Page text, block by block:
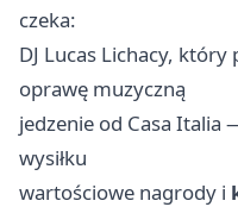
czeka:
DJ Lucas Lichacy,
oprawę muzyczną
jedzenie od Casa Italia
wysiłku
wartościowe nagrody i